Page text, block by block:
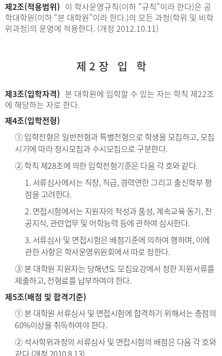
제2조(적용범위) 이 학사운영규칙(이하 “규칙”이라 한다)은 공
학대학원(이하 “본 대학원”이라 한다.)의 모든 과정(학위 및 비학
위과정)의 운영에 적용한다. (개정 2012.10.11)
제 2 장 입 학
제3조(입학자격) 본 대학원에 입학할 수 있는 자는 학칙 제22조
에 해당하는 자로 한다.
제4조(입학전형)
① 입학전형은 일반전형과 특별전형으로 학생을 모집하고, 모집
시기에 따라 정시모집과 수시모집으로 구분한다.
② 학칙 제28조에 의한 입학전형기준은 다음 각 호와 같다.
1. 서류심사에서는 직장, 직급, 경력연한 그리고 출신학부 평
점을 고려한다.
2. 면접시험에서는 지원자의 적성과 품성, 계속교육 동기, 전
공지식, 관련업무 및 어학능력 등에 관하여 심사한다.
3. 서류심사 및 면접시험은 배점기준에 의하여 행하며, 이에
관한 사항은 학사운영위원회에서 따로 정한다.
③ 본 대학원 지원자는 당해년도 모집요강에서 정한 지원서류를
제출하고, 전형료를 납부하여야 한다.
제5조(배점 및 합격기준)
① 본 대학원 서류심사 및 면접시험에 합격하기 위해서는 총점의
60%이상을 취득하여야 한다.
② 석사학위과정의 서류심사 및 면접시험의 배점은 다음 각 호와
같다.(개정 2010.8.13)